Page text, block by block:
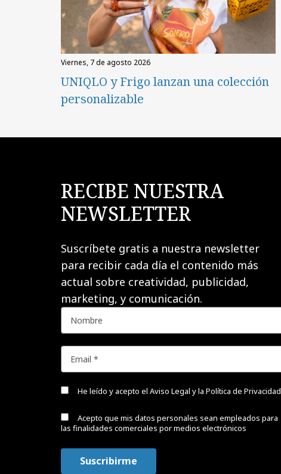
viernes, 7 de agosto 2026
UNIQLO y Frigo lanzan una colección
personalizable
RECIBE NUESTRA
NEWSLETTER
Suscríbete gratis a nuestra newsletter
para recibir cada día el contenido más
actual sobre creatividad, publicidad,
marketing, y comunicación.
He leído y acepto el Aviso Legal y la Política de Privacidad
Acepto que mis datos personales sean empleados para
las finalidades comerciales por medios electrónicos